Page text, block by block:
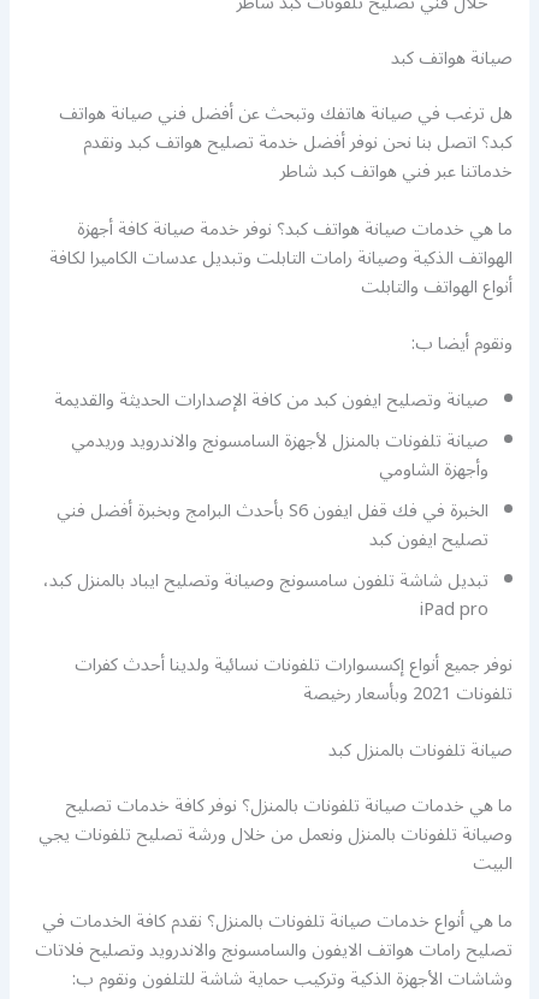
صيانة هواتف كبد
هل ترغب في صيانة هاتفك وتبحث عن أفضل فني صيانة هواتف
كبد؟ اتصل بنا نحن نوفر أفضل خدمة تصليح هواتف كبد ونقدم
خدماتنا عبر فني هواتف كبد شاطر
ما هي خدمات صيانة هواتف كبد؟ نوفر خدمة صيانة كافة أجهزة
الهواتف الذكية وصيانة رامات التابلت وتبديل عدسات الكاميرا لكافة
أنواع الهواتف والتابلت
ونقوم أيضا ب:
صيانة وتصليح ايفون كبد من كافة الإصدارات الحديثة والقديمة
صيانة تلفونات بالمنزل لأجهزة السامسونج والاندرويد وريدمي
وأجهزة الشاومي
الخبرة في فك قفل ايفون S6 بأحدث البرامج وبخبرة أفضل فني
تصليح ايفون كبد
تبديل شاشة تلفون سامسونج وصيانة وتصليح ايباد بالمنزل كبد،
iPad pro
نوفر جميع أنواع إكسسوارات تلفونات نسائية ولدينا أحدث كفرات
تلفونات 2021 وبأسعار رخيصة
صيانة تلفونات بالمنزل كبد
ما هي خدمات صيانة تلفونات بالمنزل؟ نوفر كافة خدمات تصليح
وصيانة تلفونات بالمنزل ونعمل من خلال ورشة تصليح تلفونات يجي
البيت
ما هي أنواع خدمات صيانة تلفونات بالمنزل؟ نقدم كافة الخدمات في
تصليح رامات هواتف الايفون والسامسونج والاندرويد وتصليح فلاتات
وشاشات الأجهزة الذكية وتركيب حماية شاشة للتلفون ونقوم ب: